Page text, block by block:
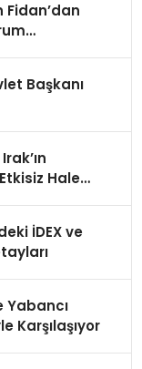
Fidan’dan
Başkanı
Hale
İDEX ve
Yabancı
Karşılaşıyor